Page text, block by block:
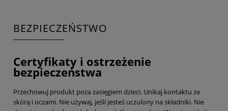
BEZPIECZEŃSTWO
Certyfikaty i ostrzeżenie
bezpieczeństwa
Przechowuj produkt poza zasięgiem dzieci. Unikaj kontaktu ze
skórą i oczami. Nie używaj, jeśli jesteś uczulony na składniki. Nie